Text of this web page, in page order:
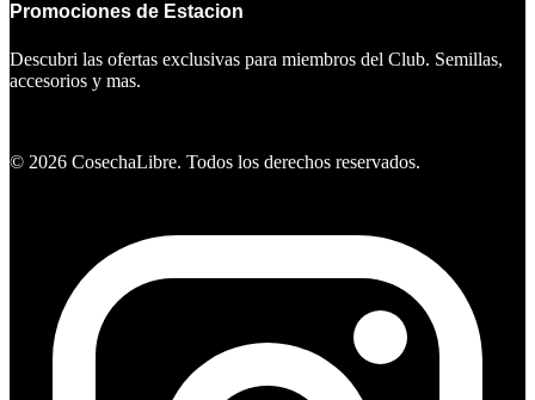
Promociones de Estacion
Descubri las ofertas exclusivas para miembros del Club. Semillas,
accesorios y mas.
© 2026 CosechaLibre. Todos los derechos reservados.